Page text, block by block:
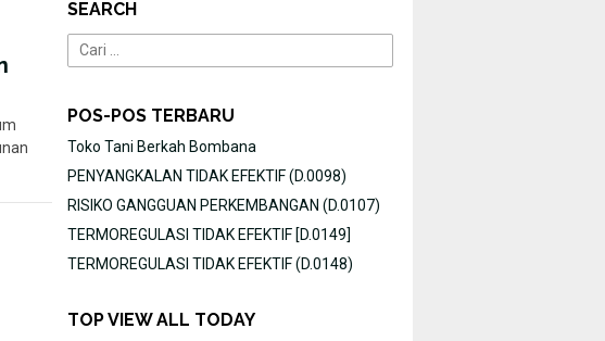
SEARCH
Cari
untuk:
POS-POS TERBARU
Toko Tani Berkah Bombana
PENYANGKALAN TIDAK EFEKTIF (D.0098)
RISIKO GANGGUAN PERKEMBANGAN (D.0107)
TERMOREGULASI TIDAK EFEKTIF [D.0149]
TERMOREGULASI TIDAK EFEKTIF (D.0148)
TOP VIEW ALL TODAY